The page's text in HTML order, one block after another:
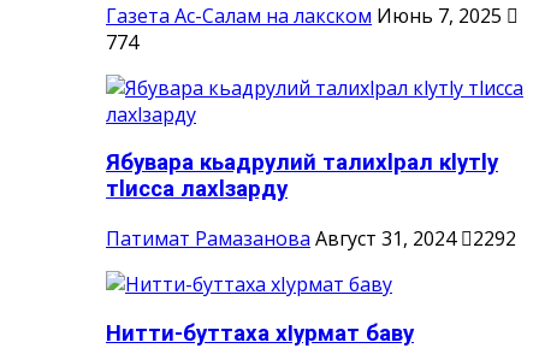
Газета Ас-Салам на лакском Июнь 7, 2025
774
Ябувара кьадрулий талихlрал кlутlу
тlисса лахlзарду
Патимат Рамазанова Август 31, 2024 2292
Нитти-буттаха хIурмат баву